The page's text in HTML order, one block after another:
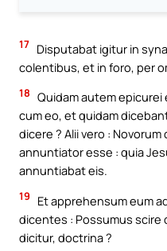
17 Disputabat igitur in
colentibus, et in foro, per
18 Quidam autem
cum eo, et quidam
dicere ? Alii vero :
annuntiator esse : quia
annuntiabat eis.
19
Et apprehensum eum
dicentes : Possumus
dicitur, doctrina ?